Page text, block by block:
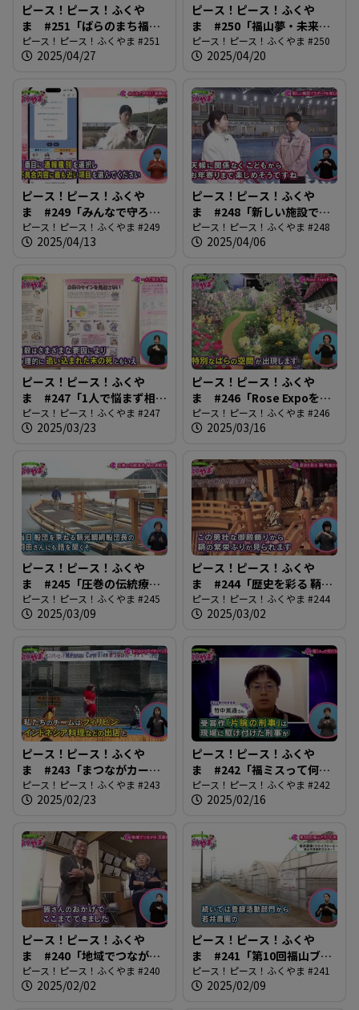
ピース！ピース！ふくや
ま #251「ばらのまち福山
国際音楽祭2025」
ピース！ピース！ふくやま #251
2025/04/27
ピース！ピース！ふくや
ま #250「福山夢・未来開
花プロジェクト」
ピース！ピース！ふくやま #250
2025/04/20
ピース！ピース！ふくや
ま #249「みんなで守ろ
う！道路の安全」
ピース！ピース！ふくやま #249
2025/04/13
ピース！ピース！ふくや
ま #248「新しい施設でス
ポーツを楽しもう！」
ピース！ピース！ふくやま #248
2025/04/06
ピース！ピース！ふくや
ま #247「1人で悩まず相談
を」
ピース！ピース！ふくやま #247
2025/03/23
ピース！ピース！ふくや
ま #246「Rose Expoを先
取り！」
ピース！ピース！ふくやま #246
2025/03/16
ピース！ピース！ふくや
ま #245「圧巻の伝統療法
鞆の浦観光鯛網」
ピース！ピース！ふくやま #245
2025/03/09
ピース！ピース！ふくや
ま #244「歴史を彩る 鞆・
町並ひな祭」
ピース！ピース！ふくやま #244
2025/03/02
ピース！ピース！ふくや
ま #243「まつながカープ
ヂェーに行こう」
ピース！ピース！ふくやま #243
2025/02/23
ピース！ピース！ふくや
ま #242「福ミスって何だ
ろう？」
ピース！ピース！ふくやま #242
2025/02/16
ピース！ピース！ふくや
ま #240「地域でつながる
百歳体操」
ピース！ピース！ふくやま #240
2025/02/02
ピース！ピース！ふくや
ま #241「第10回福山ブラ
ンド決定！」
ピース！ピース！ふくやま #241
2025/02/09